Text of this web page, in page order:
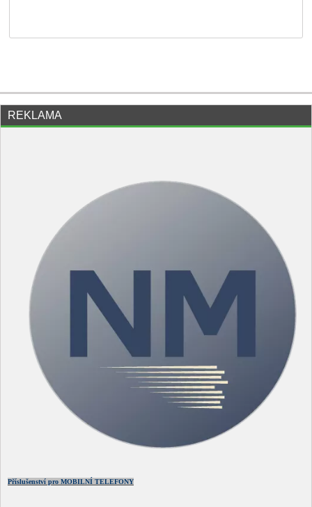
REKLAMA
Příslušenství pro MOBILNÍ TELEFONY